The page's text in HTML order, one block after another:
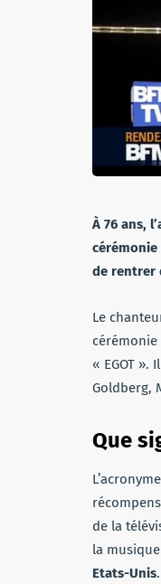
À 76 ans,
cérémonie
de rentrer
Le
cérémonie
« EGOT
Goldberg,
Que
de la
la
Etats-Unis.